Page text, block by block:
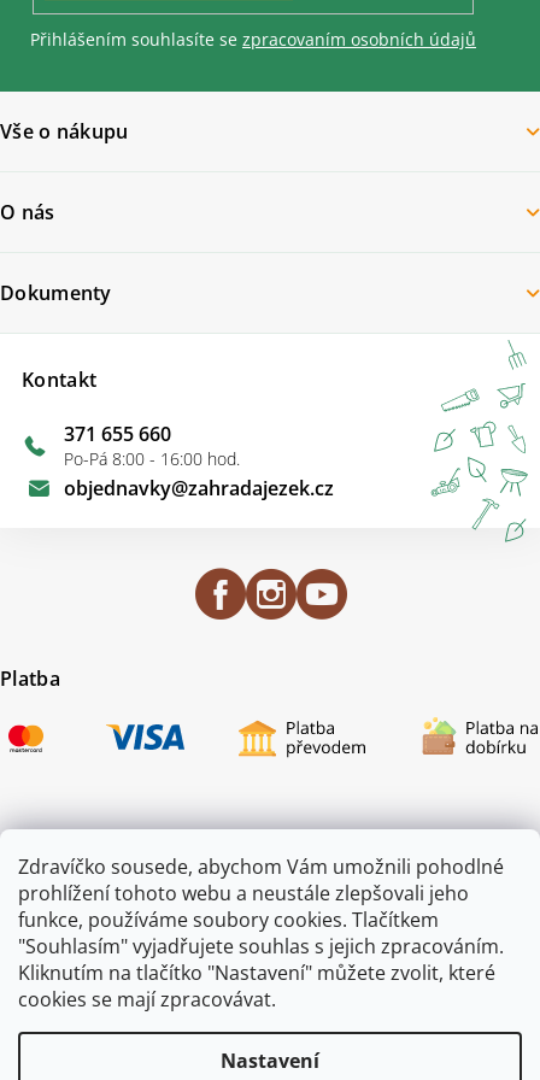
Zdravíčko sousede, abychom Vám umožnili pohodlné
prohlížení tohoto webu a neustále zlepšovali jeho
funkce, používáme soubory cookies. Tlačítkem
"Souhlasím" vyjadřujete souhlas s jejich zpracováním.
Kliknutím na tlačítko "Nastavení" můžete zvolit, které
cookies se mají zpracovávat.
Nastavení
Přihlášením souhlasíte se zpracovaním osobních údajů
Vše o nákupu
O nás
Kontakt
objednavky@zahradajezek.cz
371 655 660
Po-Pá 8:00 - 16:00 hod.
Dokumenty
Platba
Certifikace